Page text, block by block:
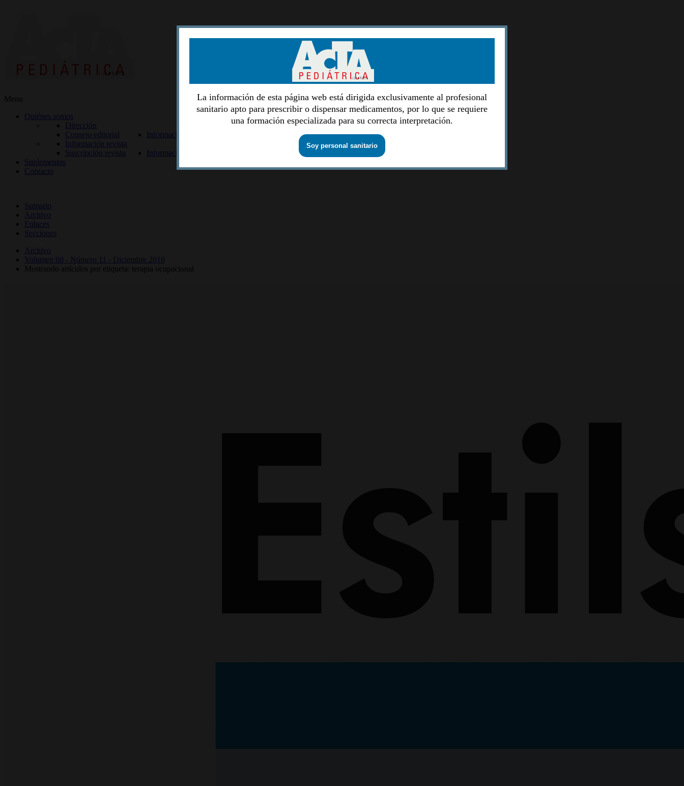
Menu
Quiénes somos
Dirección
Consejo editorial
Información lectores
Información revista
Suscripción revista
Información autores
Suplementos
Contacto
Sumario
Archivo
Enlaces
Secciones
Archivo
Volumen 68 - Número 11 - Diciembre 2010
Mostrando artículos por etiqueta: terapia ocupacional
La información de esta página web está dirigida exclusivamente al profesional
sanitario apto para prescribir o dispensar medicamentos, por lo que se requiere
una formación especializada para su correcta interpretación.
Soy personal sanitario